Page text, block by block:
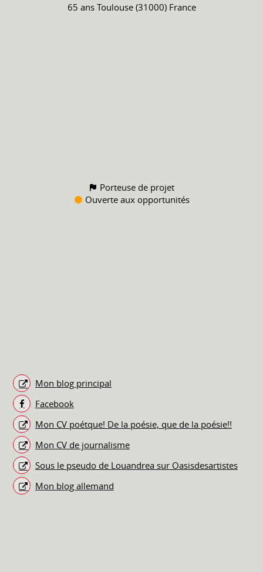
65 ans Toulouse (31000) France
Porteuse de projet
Ouverte aux opportunités
Mon blog principal
Facebook
Mon CV poétque! De la poésie, que de la poésie!!
Mon CV de journalisme
Sous le pseudo de Louandrea sur Oasisdesartistes
Mon blog allemand